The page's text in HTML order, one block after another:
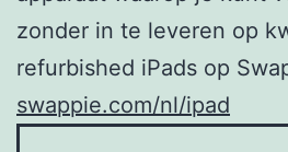
zonder in te leveren op
refurbished iPads op
swappie.com/nl/ipad